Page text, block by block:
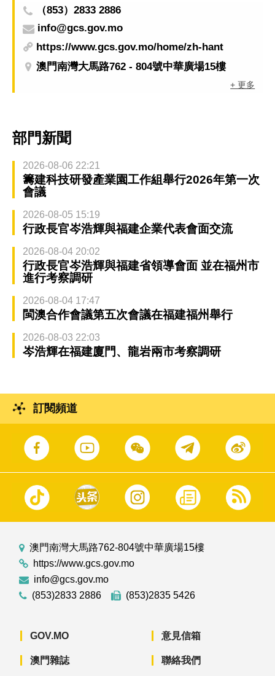
（853）2833 2886
info@gcs.gov.mo
https://www.gcs.gov.mo/home/zh-hant
澳門南灣大馬路762 - 804號中華廣場15樓
+ 更多
部門新聞
2026-08-06 22:21
籌建科技研發產業園工作組舉行2026年第一次
會議
2026-08-05 15:19
行政長官岑浩輝與福建企業代表會面交流
2026-08-04 20:02
行政長官岑浩輝與福建省領導會面 並在福州市
進行考察調研
2026-08-04 17:47
閩澳合作會議第五次會議在福建福州舉行
2026-08-03 22:03
岑浩輝在福建廈門、龍岩兩市考察調研
訂閱頻道
澳門南灣大馬路762-804號中華廣場15樓
https://www.gcs.gov.mo
info@gcs.gov.mo
(853)2833 2886
(853)2835 5426
GOV.MO
澳門雜誌
意見信箱
聯絡我們